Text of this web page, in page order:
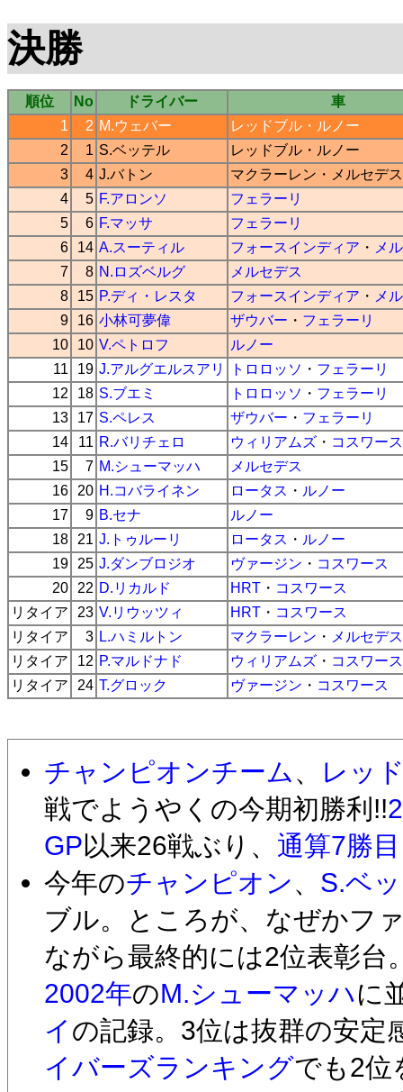
決勝
順位 No ドライバー
車
1
2 M.ウェバー レッドブル ・ ルノー
2
1 S.ベッテル レッドブル ・ ルノー
3
4 J.バトン マクラーレン ・ メルセデス
4
5 F.アロンソ
フェラーリ
5
6 F.マッサ
フェラーリ
6
14 A.スーティル フォースインディア ・ メ
7
8 N.ロズベルグ
メルセデス
8
15 P.ディ・レスタ フォースインディア ・ メ
9
16 小林可夢偉 ザウバー ・ フェラーリ
10
10 V.ペトロフ
ルノー
11
19 J.アルグエルスアリ トロロッソ ・ フェラーリ
12
18 S.ブエミ トロロッソ ・ フェラーリ
13
17 S.ペレス ザウバー ・ フェラーリ
14
11 R.バリチェロ ウィリアムズ ・ コスワース
15
7 M.シューマッハ
メルセデス
16
20 H.コバライネン ロータス ・ ルノー
17
9 B.セナ
ルノー
18
21 J.トゥルーリ ロータス ・ ルノー
19
25 J.ダンブロジオ ヴァージン ・ コスワース
20
22 D.リカルド HRT ・ コスワース
リタイア
23 V.リウッツィ HRT ・ コスワース
リタイア
3 L.ハミルトン マクラーレン ・ メルセデス
リタイア
12 P.マルドナド ウィリアムズ ・ コスワース
リタイア
24 T.グロック ヴァージン ・ コスワース
チャンピオンチーム 、
レッ
戦でようやくの今期初勝利!!
GP以来26戦ぶり、 通算7勝目
今年のチャンピオン、 S.ベ
ブル。ところが、なぜかフ
ながら最終的には2位表彰台
2002年のM.シューマッハに
イ の記録。3位は抜群の安定
イバーズランキングでも2位